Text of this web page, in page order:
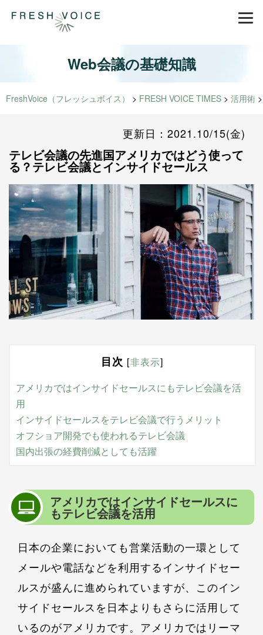
Web会議の基礎知識
FreshVoice（フレッシュボイス） > FRESH VOICE TIMES > 活用術
更新日：2021.10/15(金)
テレビ会議の先進国アメリカではどう使って
る？テレビ会議とインサイドセールス
目次 [非表示]
アメリカではインサイドセールスにもテレビ会議を活
用
インサイドセールスをテレビ会議で行うメリット
オフショア開発でも使われるテレビ会議
国内出張の経費削減としても活躍
アメリカではインサイドセールスに
もテレビ会議を活用
日本の企業においても営業活動の一環として
メールや電話などを利用するインサイドセー
ルスが盛んに進められていますが、このイン
サイドセールスを日本よりもさらに活用して
いるのがアメリカです。アメリカではリーマ